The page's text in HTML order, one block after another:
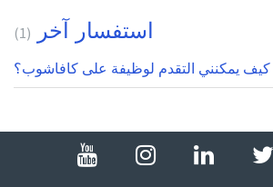
استفسار آخر 1
كيف يمكنني التقدم لوظيفة على كافاشوب؟